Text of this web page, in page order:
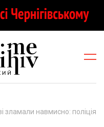
зламали навмисно: поліція